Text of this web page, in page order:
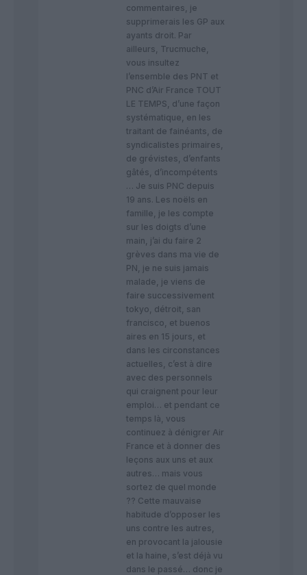
commentaires, je
supprimerais les GP aux
ayants droit. Par
ailleurs, Trucmuche,
vous insultez
l’ensemble des PNT et
PNC d’Air France TOUT
LE TEMPS, d’une façon
systématique, en les
traitant de fainéants, de
syndicalistes primaires,
de grévistes, d’enfants
gâtés, d’incompétents
… Je suis PNC depuis
19 ans. Les noëls en
famille, je les compte
sur les doigts d’une
main, j’ai du faire 2
grèves dans ma vie de
PN, je ne suis jamais
malade, je viens de
faire successivement
tokyo, détroit, san
francisco, et buenos
aires en 15 jours, et
dans les circonstances
actuelles, c’est à dire
avec des personnels
qui craignent pour leur
emploi… et pendant ce
temps là, vous
continuez à dénigrer Air
France et à donner des
leçons aux uns et aux
autres… mais vous
sortez de quel monde
?? Cette mauvaise
habitude d’opposer les
uns contre les autres,
en provocant la jalousie
et la haine, s’est déjà vu
dans le passé… donc je